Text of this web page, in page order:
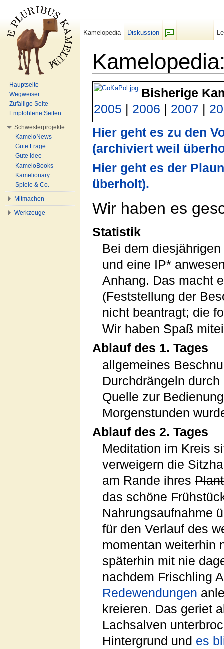
Bisherige
2005
2006 2007
Hier geht es zu den
(archiviert weil
Hier geht es der
überholt).
Wir haben es
Statistik
Bei dem
und eine IP*
Anhang. Das macht
(Feststellung der
nicht beantragt; die
Wir haben Spaß
Ablauf des 1. Tages
allgemeines
Durchdrängeln
Quelle zur
Morgenstunden
Ablauf des 2. Tages
Meditation im Kreis
verweigern die
am Rande ihres
das schöne
Nahrungsaufnahme
für den Verlauf des
momentan weiterhin
späterhin mit nie
nachdem Frischling
Redewendungen
kreieren. Das geriet
Lachsalven
Hintergrund und es
Kamelopedia
Diskussion
Hauptseite
Wegweiser
Zufällige Seite
Empfohlene Seiten
Schwesterprojekte
KameloNews
Gute Frage
Gute Idee
KameloBooks
Kamelionary
Spiele & Co.
Mitmachen
Werkzeuge